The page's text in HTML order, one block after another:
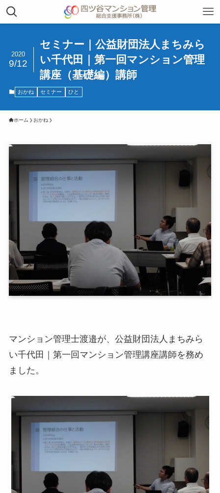
セミナー｜公益財団法人まちみら
い千代田｜第一回マンション管理
講座（基礎編）講師
2020
9/12
おかね セミナー ひと
ホーム おかね
マンション管理士渡邉が、公益財団法人まちみら
い千代田｜第一回マンション管理講座講師を務め
ました。